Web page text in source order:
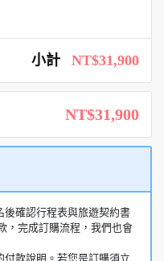
小計 NT$31,900
NT$31,900
後確認行程表與旅遊契約書
，完成訂購流程，我們也會
款說明。若您是訂購須立